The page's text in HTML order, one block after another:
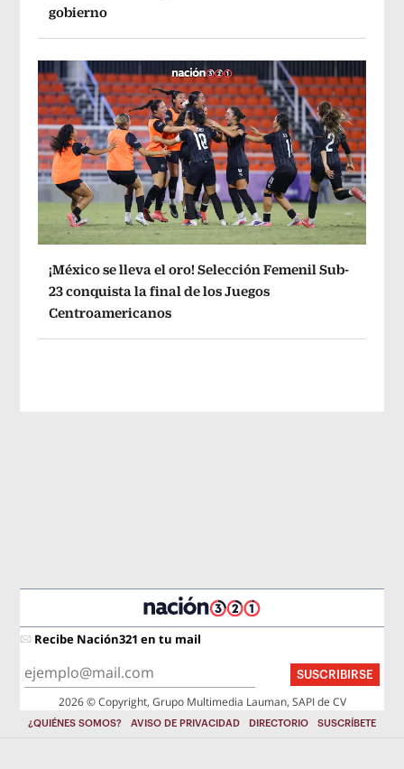
gobierno
¡México se lleva el oro! Selección Femenil Sub-
23 conquista la final de los Juegos
Centroamericanos
Recibe Nación321 en tu mail
SUSCRIBIRSE
2026 © Copyright, Grupo Multimedia Lauman, SAPI de CV
¿QUIÉNES SOMOS? AVISO DE PRIVACIDAD DIRECTORIO SUSCRÍBETE